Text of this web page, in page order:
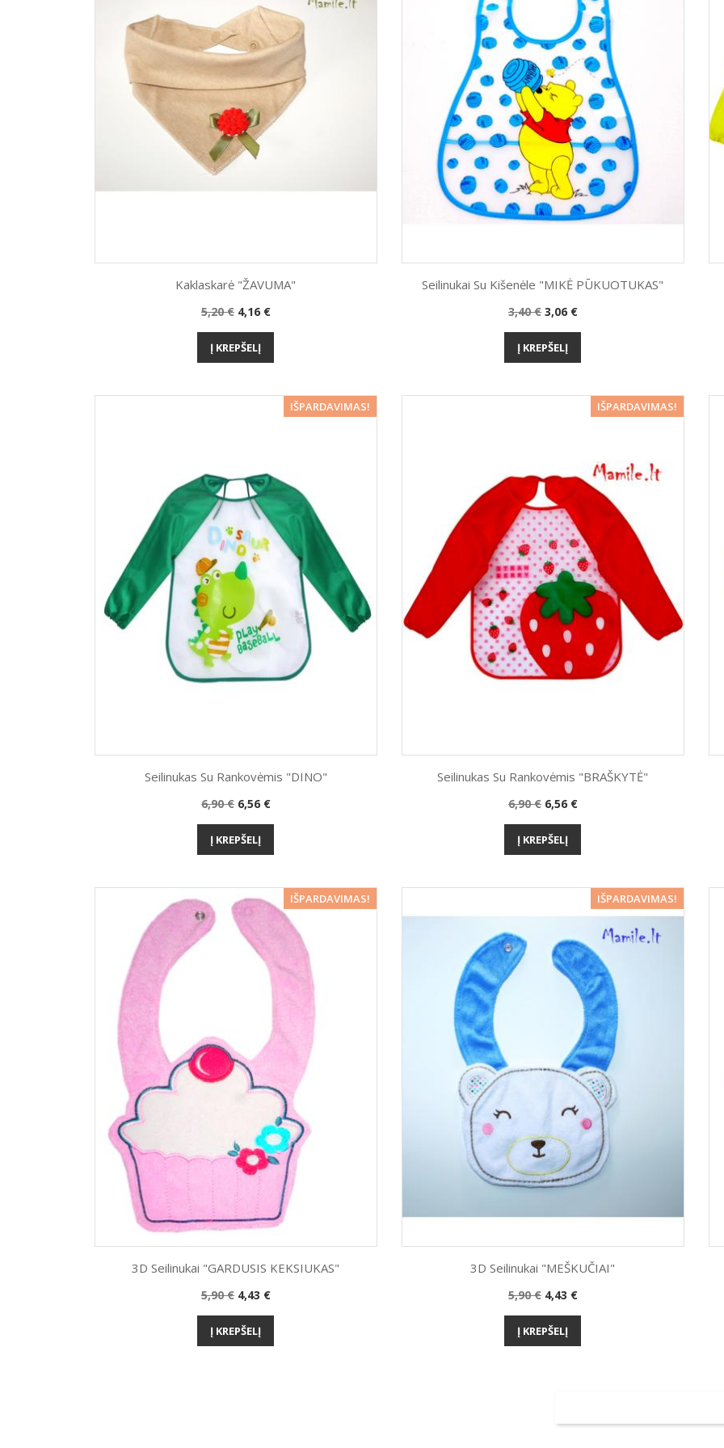
Greita peržiūra
Kaklaskarė "ŽAVUMA"
Bazinė
5,20 € Kaina
4,16 €
Į KREPŠELĮ
Greita peržiūra
Seilinukai Su Kišenėle "MIKĖ PŪKUOTUKAS"
Bazinė
3,40 € Kaina
3,06 €
Į KREPŠELĮ
−5%
IŠPARDAVIMAS!
Greita peržiūra
Seilinukas Su Rankovėmis "DINO"
Bazinė
6,90 € Kaina
6,56 €
Į KREPŠELĮ
−5%
IŠPARDAVIMAS!
Greita peržiūra
Seilinukas Su Rankovėmis "BRAŠKYTĖ"
Bazinė
6,90 € Kaina
6,56 €
Į KREPŠELĮ
−25%
IŠPARDAVIMAS!
Greita peržiūra
3D Seilinukai "GARDUSIS KEKSIUKAS"
Bazinė
5,90 € Kaina
4,43 €
Į KREPŠELĮ
−25%
IŠPARDAVIMAS!
Greita peržiūra
3D Seilinukai "MEŠKUČIAI"
Bazinė
5,90 € Kaina
4,43 €
Į KREPŠELĮ